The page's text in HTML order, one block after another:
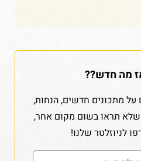
מה חדש??
על מתכונים חדשים, הנחות,
שלא תראו בשום מקום אחר,
לניוזלטר שלנו!